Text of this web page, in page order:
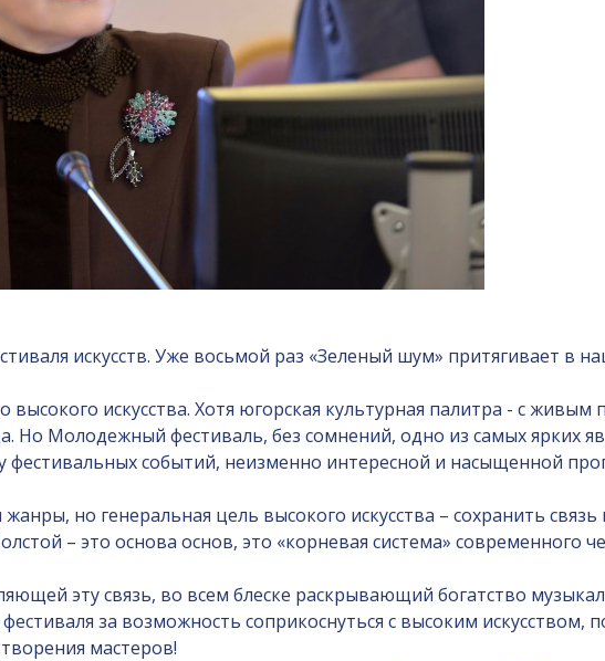
искусств. Уже восьмой раз «Зеленый шум» притягивает в
высокого искусства. Хотя югорская культурная палитра - с
Но Молодежный фестиваль, без сомнений, одно из самых ярких
фестивальных событий, неизменно интересной и насыщенной
но генеральная цель высокого искусства – сохранить
– это основа основ, это «корневая система» современного
эту связь, во всем блеске раскрывающий богатство
за возможность соприкоснуться с высоким искусством,
мастеров!